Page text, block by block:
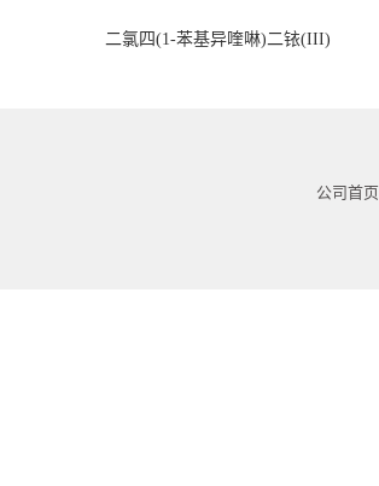
二氯四(1-苯基异喹啉)二铱(III)
公司首页